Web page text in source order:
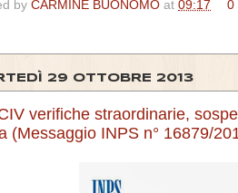
by CARMINE BUONOMO at 09:17 0
29 OTTOBRE 2013
verifiche straordinarie,
(Messaggio INPS n° 16879/